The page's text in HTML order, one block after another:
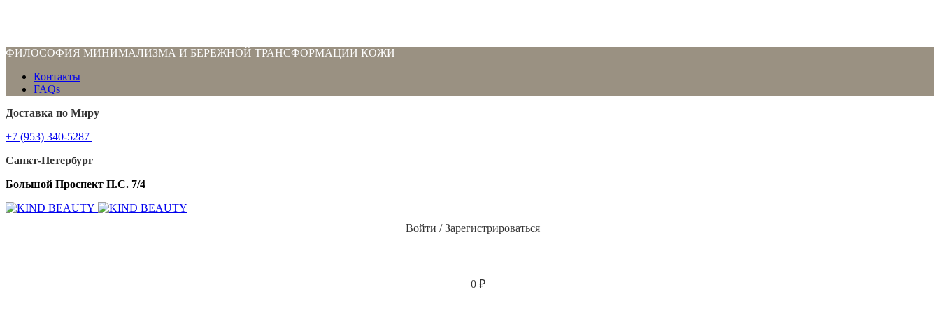
ФИЛОСОФИЯ МИНИМАЛИЗМА И БЕРЕЖНОЙ ТРАНСФОРМАЦИИ КОЖИ
Контакты
FAQs
Доставка по Миру
+7 (953) 340-5287
Санкт-Петербург
Большой Проспект П.С. 7/4
Войти / Зарегистрироваться
0 ₽